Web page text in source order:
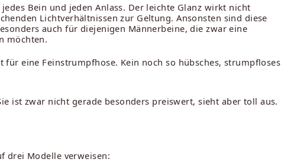
Bein und jeden Anlass. Der leichte Glanz wirkt nicht
Lichtverhältnissen zur Geltung. Ansonsten sind diese
auch für diejenigen Männerbeine, die zwar eine
möchten.
eine Feinstrumpfhose. Kein noch so hübsches, strumpfloses
ist zwar nicht gerade besonders preiswert, sieht aber toll aus.
drei Modelle verweisen: